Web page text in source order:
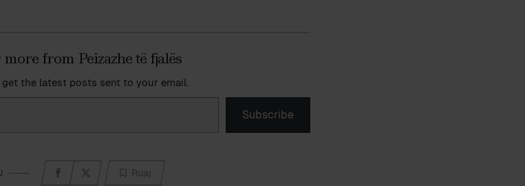
from Peizazhe të fjalës
the latest posts sent to your email.
Subscribe
Ruaj